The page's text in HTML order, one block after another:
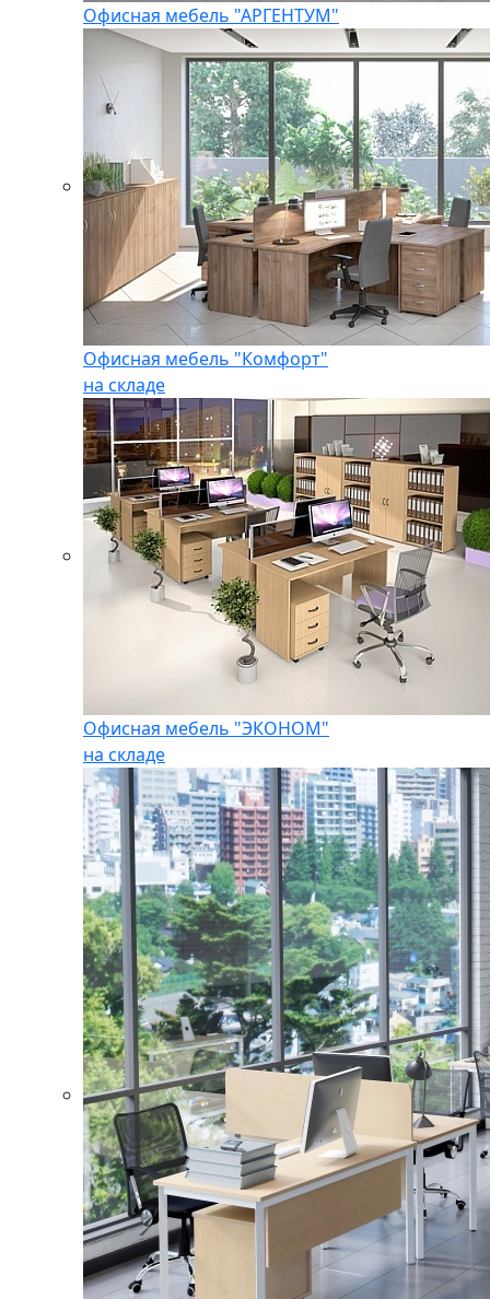
Офисная мебель "АРГЕНТУМ"
Офисная мебель "Комфорт"
на складе
Офисная мебель "ЭКОНОМ"
на складе